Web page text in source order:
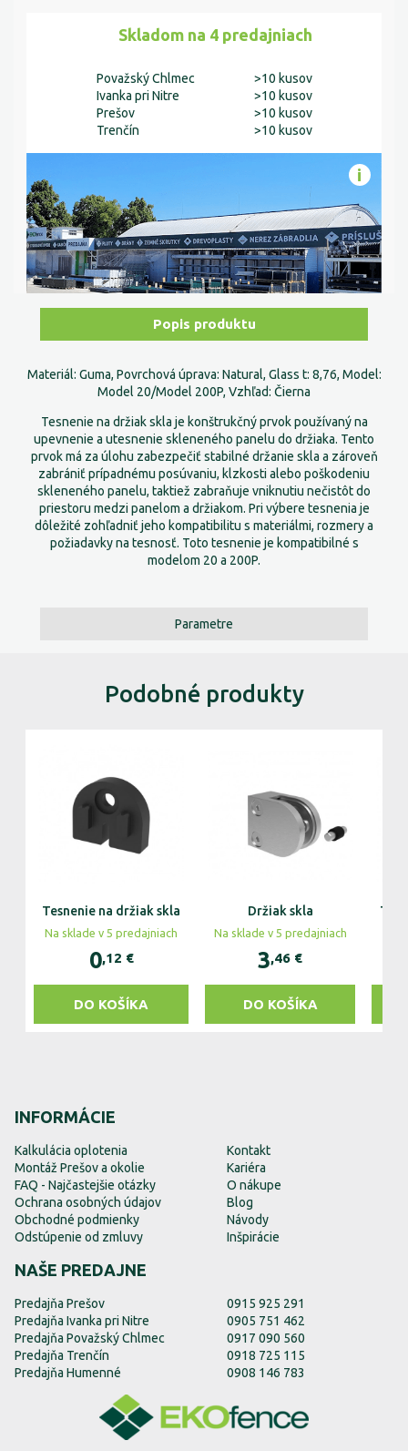
Skladom na 4 predajniach
Považský Chlmec
>10 kusov
Ivanka pri Nitre
>10 kusov
Prešov
>10 kusov
Trenčín
>10 kusov
Popis produktu
Materiál: Guma, Povrchová úprava: Natural, Glass t: 8,76, Model:
Model 20/Model 200P, Vzhľad: Čierna
Tesnenie na držiak skla je konštrukčný prvok používaný na
upevnenie a utesnenie skleneného panelu do držiaka. Tento
prvok má za úlohu zabezpečiť stabilné držanie skla a zároveň
zabrániť prípadnému posúvaniu, klzkosti alebo poškodeniu
skleneného panelu, taktiež zabraňuje vniknutiu nečistôt do
priestoru medzi panelom a držiakom. Pri výbere tesnenia je
dôležité zohľadniť jeho kompatibilitu s materiálmi, rozmery a
požiadavky na tesnosť. Toto tesnenie je kompatibilné s
modelom 20 a 200P.
Parametre
Podobné produkty
Tesnenie na držiak skla
Na sklade v 5 predajniach
0,12 €
DO KOŠÍKA
Držiak skla
Na sklade v 5 predajniach
3,46 €
DO KOŠÍKA
INFORMÁCIE
Kalkulácia oplotenia
Montáž Prešov a okolie
FAQ - Najčastejšie otázky
Ochrana osobných údajov
Obchodné podmienky
Odstúpenie od zmluvy
Kontakt
Kariéra
O nákupe
Blog
Návody
Inšpirácie
NAŠE PREDAJNE
Predajňa Prešov
Predajňa Ivanka pri Nitre
Predajňa Považský Chlmec
Predajňa Trenčín
Predajňa Humenné
0915 925 291
0905 751 462
0917 090 560
0918 725 115
0908 146 783